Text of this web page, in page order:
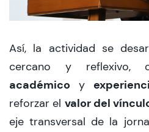
Así, la actividad se
cercano y reflexivo,
académico y
reforzar el valor del
eje transversal de la